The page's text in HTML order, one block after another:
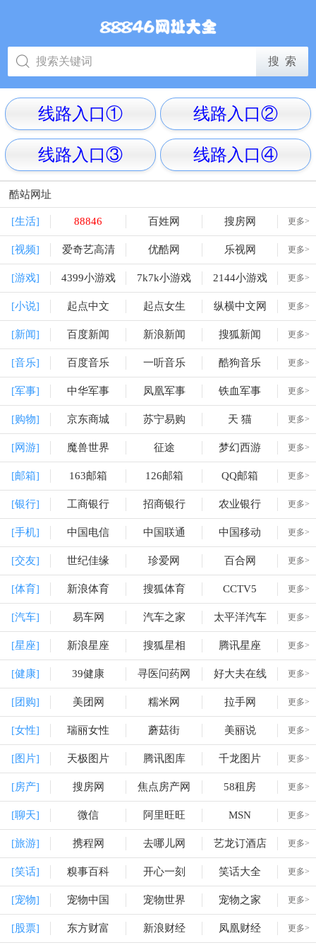
线路入口① 线路入口②
线路入口③ 线路入口④
酷站网址
[生活] 88846 百姓网 搜房网 更多>
[视频] 爱奇艺高清 优酷网 乐视网 更多>
[游戏] 4399小游戏 7k7k小游戏 2144小游戏 更多>
[小说] 起点中文 起点女生 纵横中文网 更多>
[新闻] 百度新闻 新浪新闻 搜狐新闻 更多>
[音乐] 百度音乐 一听音乐 酷狗音乐 更多>
[军事] 中华军事 凤凰军事 铁血军事 更多>
[购物] 京东商城 苏宁易购 天 猫 更多>
[网游] 魔兽世界 征途 梦幻西游 更多>
[邮箱] 163邮箱 126邮箱 QQ邮箱 更多>
[银行] 工商银行 招商银行 农业银行 更多>
[手机] 中国电信 中国联通 中国移动 更多>
[交友] 世纪佳缘 珍爱网 百合网 更多>
[体育] 新浪体育 搜狐体育 CCTV5 更多>
[汽车] 易车网 汽车之家 太平洋汽车 更多>
[星座] 新浪星座 搜狐星相 腾讯星座 更多>
[健康] 39健康 寻医问药网 好大夫在线 更多>
[团购] 美团网 糯米网 拉手网 更多>
[女性] 瑞丽女性 蘑菇街 美丽说 更多>
[图片] 天极图片 腾讯图库 千龙图片 更多>
[房产] 搜房网 焦点房产网 58租房 更多>
[聊天] 微信 阿里旺旺 MSN 更多>
[旅游] 携程网 去哪儿网 艺龙订酒店 更多>
[笑话] 糗事百科 开心一刻 笑话大全 更多>
[宠物] 宠物中国 宠物世界 宠物之家 更多>
[股票] 东方财富 新浪财经 凤凰财经 更多>